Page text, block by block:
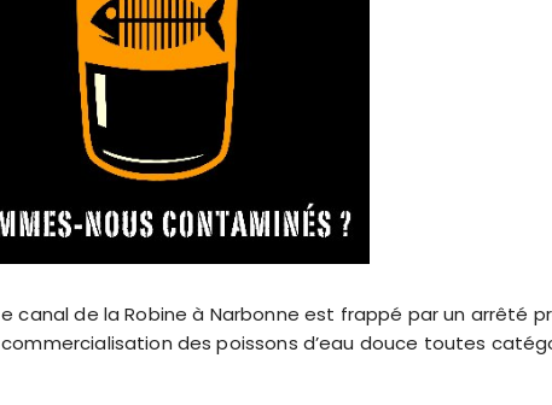
e canal de la Robine à Narbonne est frappé par un arrêté
commercialisation des poissons d’eau douce toutes